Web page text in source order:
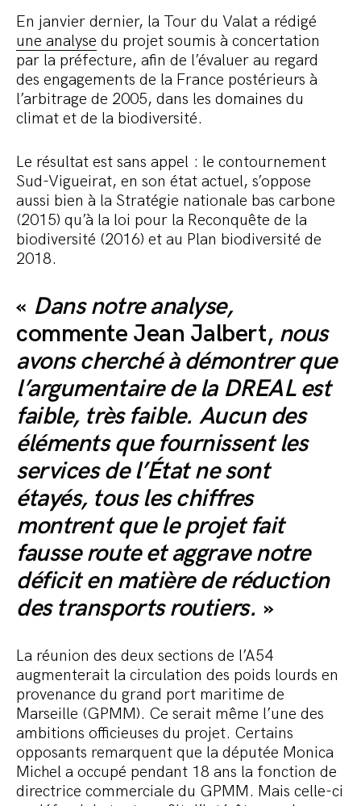
En janvier dernier, la Tour du Valat a rédigé
une analyse du projet soumis à concertation
par la préfecture, afin de l’évaluer au regard
des engagements de la France postérieurs à
l’arbitrage de 2005, dans les domaines du
climat et de la biodiversité.
Le résultat est sans appel : le contournement
Sud-Vigueirat, en son état actuel, s’oppose
aussi bien à la Stratégie nationale bas carbone
(2015) qu’à la loi pour la Reconquête de la
biodiversité (2016) et au Plan biodiversité de
2018.
« Dans notre analyse,
commente Jean Jalbert, nous
avons cherché à démontrer que
l’argumentaire de la DREAL est
faible, très faible. Aucun des
éléments que fournissent les
services de l’État ne sont
étayés, tous les chiffres
montrent que le projet fait
fausse route et aggrave notre
déficit en matière de réduction
des transports routiers. »
La réunion des deux sections de l’A54
augmenterait la circulation des poids lourds en
provenance du grand port maritime de
Marseille (GPMM). Ce serait même l’une des
ambitions officieuses du projet. Certains
opposants remarquent que la députée Monica
Michel a occupé pendant 18 ans la fonction de
directrice commerciale du GPMM. Mais celle-ci